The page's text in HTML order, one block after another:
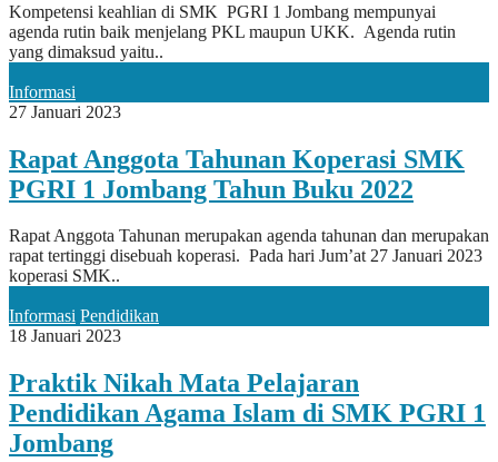
Kompetensi keahlian di SMK PGRI 1 Jombang mempunyai
agenda rutin baik menjelang PKL maupun UKK. Agenda rutin
yang dimaksud yaitu..
Informasi
27 Januari 2023
Rapat Anggota Tahunan Koperasi SMK
PGRI 1 Jombang Tahun Buku 2022
Rapat Anggota Tahunan merupakan agenda tahunan dan merupakan
rapat tertinggi disebuah koperasi. Pada hari Jum’at 27 Januari 2023
koperasi SMK..
Informasi Pendidikan
18 Januari 2023
Praktik Nikah Mata Pelajaran
Pendidikan Agama Islam di SMK PGRI 1
Jombang